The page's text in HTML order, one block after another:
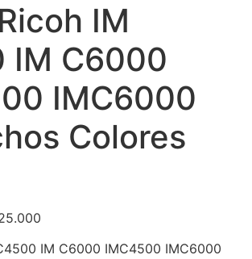
IM
IM C6000
IMC6000
Colores
IM C6000 IMC4500 IMC6000